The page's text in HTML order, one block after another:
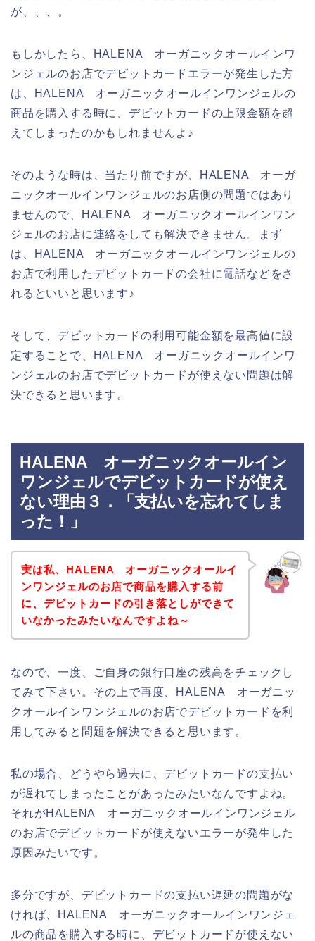
が、、、。
もしかしたら、HALENA オーガニックオールインワ
ンジェルのお店でデビットカードエラーが発生した方
は、HALENA オーガニックオールインワンジェルの
商品を購入する時に、デビットカードの上限金額を超
えてしまったのかもしれませんよ♪
そのような時は、当たり前ですが、HALENA オーガ
ニックオールインワンジェルのお店側の問題ではあり
ませんので、HALENA オーガニックオールインワン
ジェルのお店に連絡をしても解決できません。まず
は、HALENA オーガニックオールインワンジェルの
お店で利用したデビットカードの会社に電話などをさ
れるといいと思います♪
そして、デビットカードの利用可能金額を最高値に設
定することで、HALENA オーガニックオールインワ
ンジェルのお店でデビットカードが使えない問題は解
決できると思います。
HALENA オーガニックオールイン
ワンジェルでデビットカードが使え
ない理由３．「支払いを忘れてしま
った！」
実は私、HALENA オーガニックオールイ
ンワンジェルのお店で商品を購入する前
に、デビットカードの引き落としができて
いなかったみたいなんですよね～
なので、一度、ご自身の銀行口座の残高をチェックし
てみて下さい。その上で再度、HALENA オーガニッ
クオールインワンジェルのお店でデビットカードを利
用してみると問題を解決できると思います。
私の場合、どうやら過去に、デビットカードの支払い
が遅れてしまったことがあったみたいなんですよね。
それがHALENA オーガニックオールインワンジェル
のお店でデビットカードが使えないエラーが発生した
原因みたいです。
多分ですが、デビットカードの支払い遅延の問題がな
ければ、HALENA オーガニックオールインワンジェ
ルの商品を購入する時に、デビットカードが使えない